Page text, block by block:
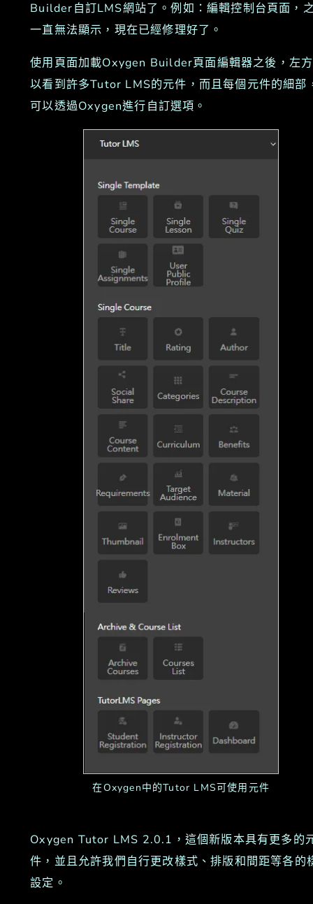
Builder自訂LMS網站了。例如：編輯控制台頁面，
一直無法顯示，現在已經修理好了。
使用頁面加載Oxygen Builder頁面編輯器之後，左
以看到許多Tutor LMS的元件，而且每個元件的細部
可以透過Oxygen進行自訂選項。
在Oxygen中的Tutor LMS可使用元件
Oxygen Tutor LMS 2.0.1，這個新版本具有更多的
件，並且允許我們自行更改樣式、排版和間距等各的
設定。